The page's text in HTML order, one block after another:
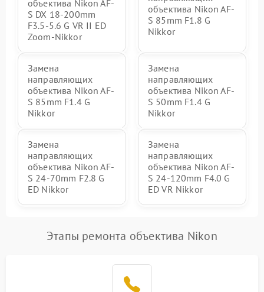
объектива Nikon AF-
S DX 18-200mm
F3.5-5.6 G VR II ED
Zoom-Nikkor
объектива Nikon AF-
S 85mm F1.8 G
Nikkor
Замена
направляющих
объектива Nikon AF-
S 85mm F1.4 G
Nikkor
Замена
направляющих
объектива Nikon AF-
S 50mm F1.4 G
Nikkor
Замена
направляющих
объектива Nikon AF-
S 24-70mm F2.8 G
ED Nikkor
Замена
направляющих
объектива Nikon AF-
S 24-120mm F4.0 G
ED VR Nikkor
Этапы ремонта объектива Nikon